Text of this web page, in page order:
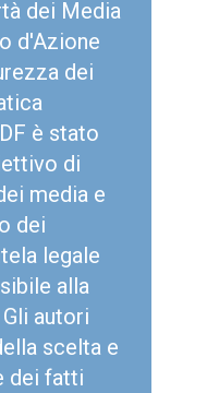
dei Media
d'Azione
dei
è stato
di
media e
dei
legale
alla
autori
scelta e
dei fatti